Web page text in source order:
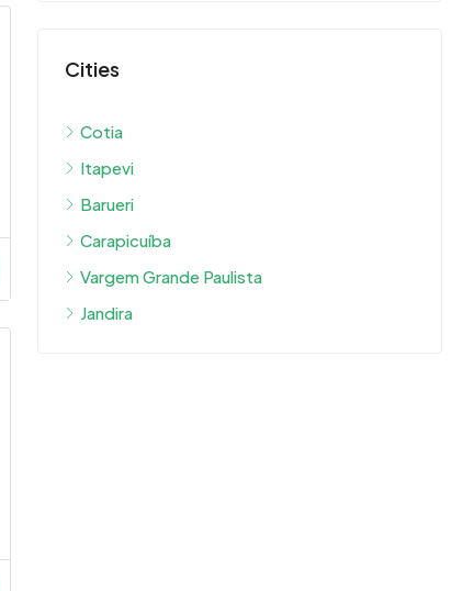
Cities
Cotia
Itapevi
Barueri
Carapicuíba
Vargem Grande Paulista
Jandira